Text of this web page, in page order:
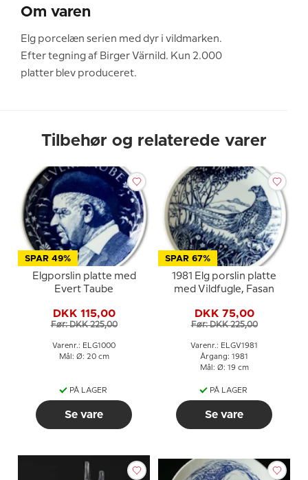
Om varen
Elg porcelæn serien med dyr i vildmarken.
Efter tegning af Birger Värnild. Kun 2.000
platter blev produceret.
Tilbehør og relaterede varer
SPAR 49%
Elgporslin platte med
Evert Taube
DKK 115,00
Før: DKK 225,00
Varenr.: ELG1000
Mål: Ø: 20 cm
PÅ LAGER
Se vare
SPAR 67%
1981 Elg porslin platte
med Vildfugle, Fasan
DKK 75,00
Før: DKK 225,00
Varenr.: ELGV1981
Årgang: 1981
Mål: Ø: 19 cm
PÅ LAGER
Se vare